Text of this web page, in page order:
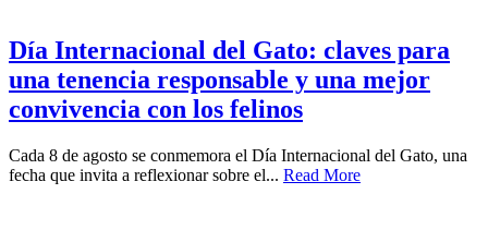
Día Internacional del Gato: claves para
una tenencia responsable y una mejor
convivencia con los felinos
Cada 8 de agosto se conmemora el Día Internacional del Gato, una
fecha que invita a reflexionar sobre el... Read More